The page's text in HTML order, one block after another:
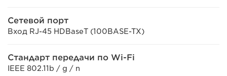
Сетевой порт
Вход RJ-45 HDBaseT (100BASE-TX)
Стандарт передачи по Wi-Fi
IEEE 802.11b / g / n